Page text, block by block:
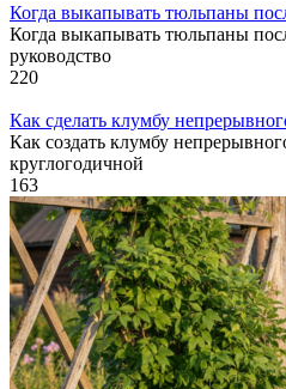
Когда выкапывать тюльпаны
Когда выкапывать тюльпаны
руководство
220
Как сделать клумбу
Как создать клумбу
круглогодичной
163